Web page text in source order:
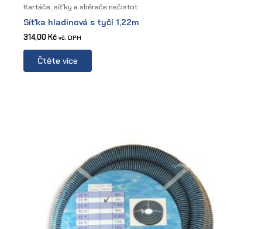
Kartáče, síťky a sběrače nečistot
Síťka hladinová s tyčí 1,22m
314,00Kč vč. DPH
Čtěte více